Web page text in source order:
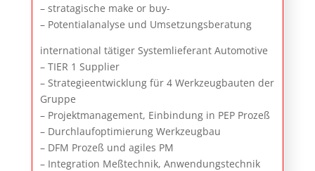
– stratagische make or buy-
– Potentialanalyse und Umsetzungsberatung
international tätiger Systemlieferant Automotive
– TIER 1 Supplier
– Strategieentwicklung für 4 Werkzeugbauten der
Gruppe
– Projektmanagement, Einbindung in PEP Prozeß
– Durchlaufoptimierung Werkzeugbau
– DFM Prozeß und agiles PM
– Integration Meßtechnik, Anwendungstechnik